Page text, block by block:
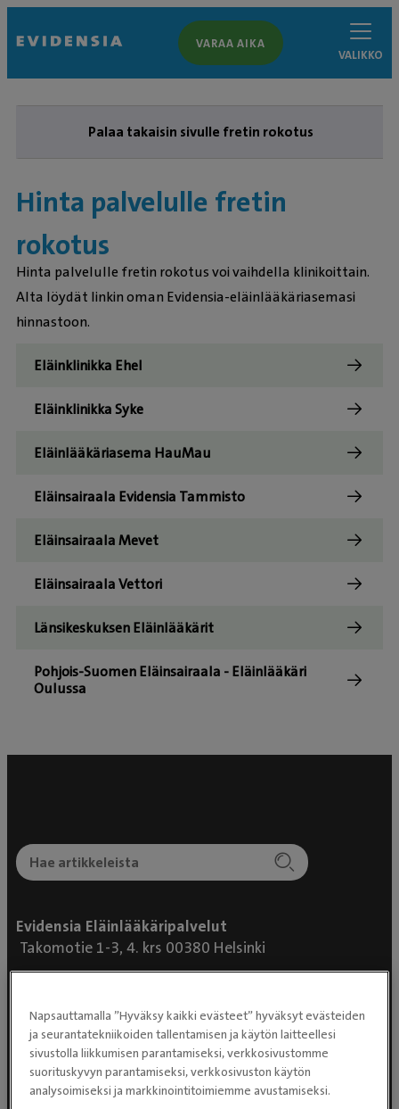
VARAA AIKA
VALIKKO
Palaa takaisin sivulle fretin rokotus
Hinta palvelulle fretin
rokotus
Hinta palvelulle fretin rokotus voi vaihdella klinikoittain.
Alta löydät linkin oman Evidensia-eläinlääkäriasemasi
hinnastoon.
Eläinklinikka Ehel
Eläinklinikka Syke
Eläinlääkäriasema HauMau
Eläinsairaala Evidensia Tammisto
Eläinsairaala Mevet
Eläinsairaala Vettori
Länsikeskuksen Eläinlääkärit
Pohjois-Suomen Eläinsairaala - Eläinlääkäri
Oulussa
Evidensia Eläinlääkäripalvelut
Takomotie 1-3, 4. krs 00380 Helsinki
p. 0300 484 789 (0,59€/min +
pvm/mpm) (ma–pe klo 8:00–16:00)
Puhelun hinta 0300-ajanvarausnumeroon on
0,59 eur/min + pvm/mpm. Puhelinjonotus on
maksullista.
Napsauttamalla ”Hyväksy kaikki evästeet” hyväksyt evästeiden
ja seurantatekniikoiden tallentamisen ja käytön laitteellesi
sivustolla liikkumisen parantamiseksi, verkkosivustomme
suorituskyvyn parantamiseksi, verkkosivuston käytön
analysoimiseksi ja markkinointitoimiemme avustamiseksi.